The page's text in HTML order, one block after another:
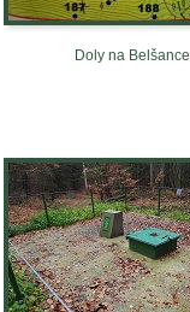
Doly na Belšance